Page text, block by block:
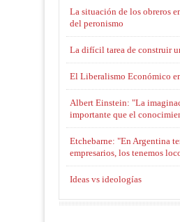
La situación de los obreros
del peronismo
La difícil tarea de construir
El Liberalismo Económico
Albert Einstein: "La
importante que el
Etchebarne: "En Argentina
empresarios, los tenemos
Ideas vs ideologías